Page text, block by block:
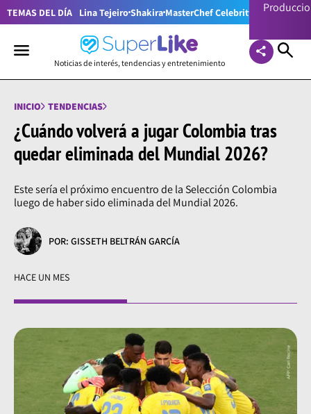
TEMAS DEL DÍA Lina TejeiroShakira MasterChef Celebrity Colombia
Noticias de interés, tendencias y entretenimiento
INICIO TENDENCIAS
¿Cuándo volverá a jugar Colombia tras
quedar eliminada del Mundial 2026?
Este sería el próximo encuentro de la Selección Colombia
luego de haber sido eliminada del Mundial 2026.
POR: GISSETH BELTRÁN GARCÍA
HACE UN MES